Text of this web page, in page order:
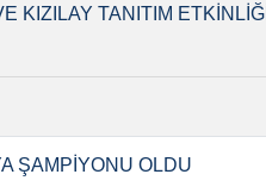
KIZILAY TANITIM ETKİNLİĞİ
ŞAMPİYONU OLDU